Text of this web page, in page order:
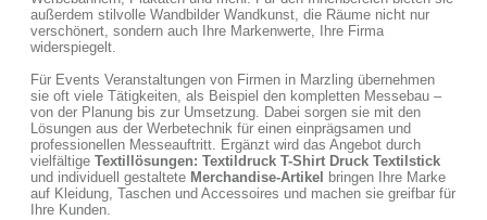
außerdem stilvolle Wandbilder Wandkunst, die Räume nicht nur
verschönert, sondern auch Ihre Markenwerte, Ihre Firma
widerspiegelt.
Für Events Veranstaltungen von Firmen in Marzling übernehmen
sie oft viele Tätigkeiten, als Beispiel den kompletten Messebau –
von der Planung bis zur Umsetzung. Dabei sorgen sie mit den
Lösungen aus der Werbetechnik für einen einprägsamen und
professionellen Messeauftritt. Ergänzt wird das Angebot durch
vielfältige Textillösungen: Textildruck T-Shirt Druck Textilstick
und individuell gestaltete Merchandise-Artikel
bringen Ihre Marke
auf Kleidung, Taschen und Accessoires und machen sie greifbar für
Ihre Kunden.